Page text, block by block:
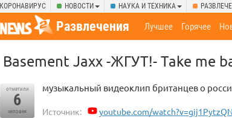
КОРОНАВИРУС НОВОСТИ НАУКА И ТЕХНИКА
Развлечения Лучшее Горячее
Basement Jaxx -ЖГУТ!- Take me
отметили
6
человек
музыкальный видеоклип британцев о
Источник: youtube.com/